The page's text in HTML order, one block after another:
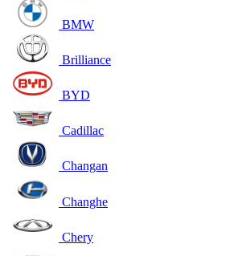
BMW
Brilliance
BYD
Cadillac
Changan
Changhe
Chery